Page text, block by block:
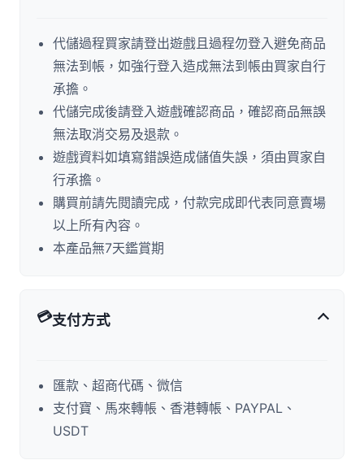
代儲過程買家請登出遊戲且過程勿登入避免商品
無法到帳，如強行登入造成無法到帳由買家自行
承擔。
代儲完成後請登入遊戲確認商品，確認商品無誤
無法取消交易及退款。
遊戲資料如填寫錯誤造成儲值失誤，須由買家自
行承擔。
購買前請先閱讀完成，付款完成即代表同意賣場
以上所有內容。
本產品無7天鑑賞期
💳支付方式
匯款、超商代碼、微信
支付寶、馬來轉帳、香港轉帳、PAYPAL、
USDT